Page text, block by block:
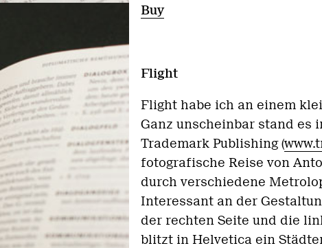
Buy
Flight
Flight habe ich an einem
Ganz unscheinbar stand es
Trademark Publishing (
fotografische Reise von
durch verschiedene
Interessant an der
der rechten Seite und die
blitzt in Helvetica ein